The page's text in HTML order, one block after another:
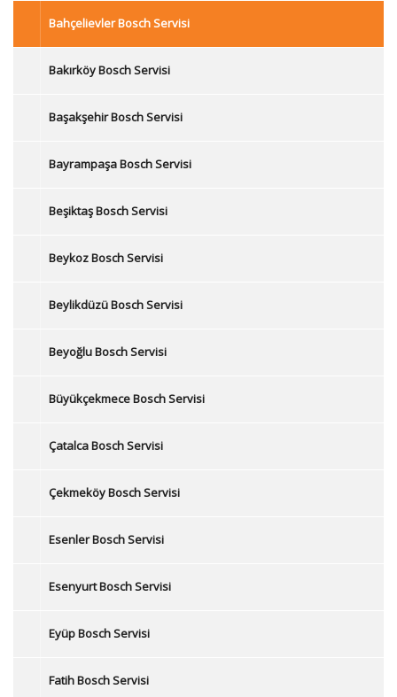
Bahçelievler Bosch Servisi
Bakırköy Bosch Servisi
Başakşehir Bosch Servisi
Bayrampaşa Bosch Servisi
Beşiktaş Bosch Servisi
Beykoz Bosch Servisi
Beylikdüzü Bosch Servisi
Beyoğlu Bosch Servisi
Büyükçekmece Bosch Servisi
Çatalca Bosch Servisi
Çekmeköy Bosch Servisi
Esenler Bosch Servisi
Esenyurt Bosch Servisi
Eyüp Bosch Servisi
Fatih Bosch Servisi